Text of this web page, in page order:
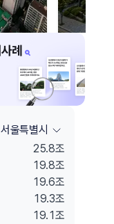
서울특별시
25.8조
19.8조
19.6조
19.3조
19.1조